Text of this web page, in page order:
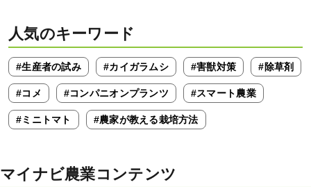
人気のキーワード
#生産者の試み #カイガラムシ #害獣対策 #除草剤
#コメ #コンパニオンプランツ #スマート農業
#ミニトマト #農家が教える栽培方法
マイナビ農業コンテンツ